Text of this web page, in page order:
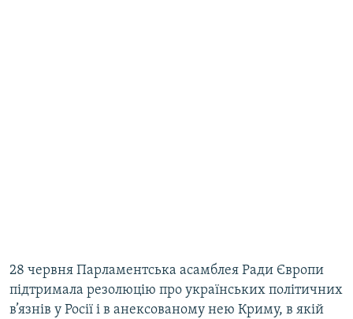
28 червня Парламентська асамблея Ради Європи
підтримала резолюцію про українських політичних
в’язнів у Росії і в анексованому нею Криму, в якій